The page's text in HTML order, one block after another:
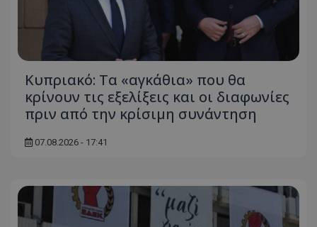
Κυπριακό: Τα «αγκάθια» που θα
κρίνουν τις εξελίξεις και οι διαφωνίες
πριν από την κρίσιμη συνάντηση
07.08.2026 - 17:41